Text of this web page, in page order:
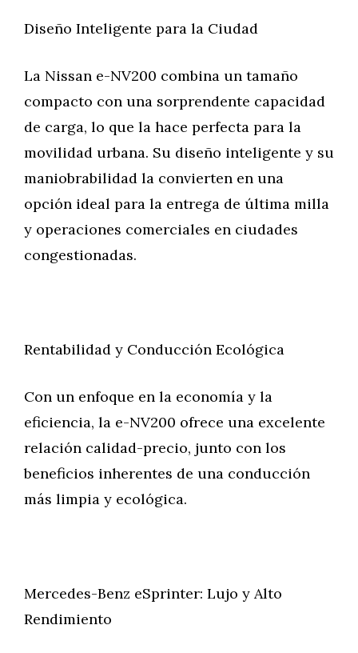
Diseño Inteligente para la Ciudad
La Nissan e-NV200 combina un tamaño
compacto con una sorprendente capacidad
de carga, lo que la hace perfecta para la
movilidad urbana. Su diseño inteligente y su
maniobrabilidad la convierten en una
opción ideal para la entrega de última milla
y operaciones comerciales en ciudades
congestionadas.
Rentabilidad y Conducción Ecológica
Con un enfoque en la economía y la
eficiencia, la e-NV200 ofrece una excelente
relación calidad-precio, junto con los
beneficios inherentes de una conducción
más limpia y ecológica.
Mercedes-Benz eSprinter: Lujo y Alto
Rendimiento